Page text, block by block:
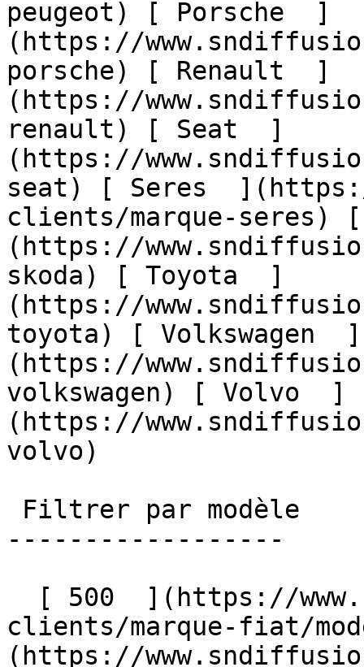
peugeot) [ Porsche  ]
(https://
porsche) [ Renault  ]
(https://
renault) [ Seat  ]
(https://
seat) [ Seres
clients/marque-seres)
(https://
skoda) [ Toyota  ]
(https://
toyota) [ Volkswagen  ]
(https://
volkswagen) [ Volvo  ]
(https://
volvo)
------------------
clients/marque-fiat/
(https://